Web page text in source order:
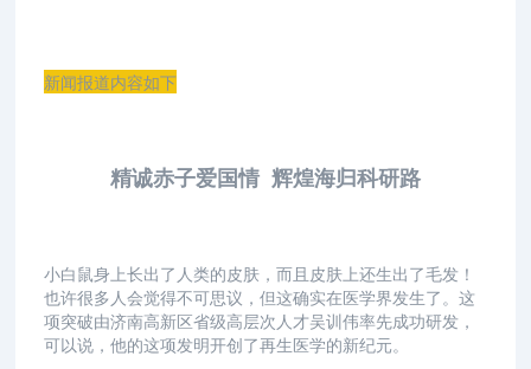
新闻报道内容如下
精诚赤子爱国情 辉煌海归科研路
小白鼠身上长出了人类的皮肤，而且皮肤上还生出了毛发！
也许很多人会觉得不可思议，但这确实在医学界发生了。这
项突破由济南高新区省级高层次人才吴训伟率先成功研发，
可以说，他的这项发明开创了再生医学的新纪元。